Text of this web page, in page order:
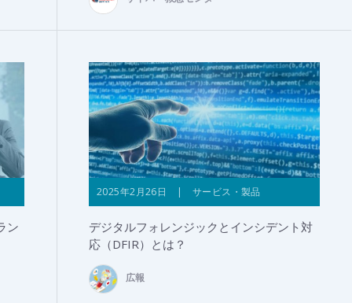
ン
2025年2月26日 | サービス・製品
デジタルフォレンジックとインシデント対
応（DFIR）とは？
広報